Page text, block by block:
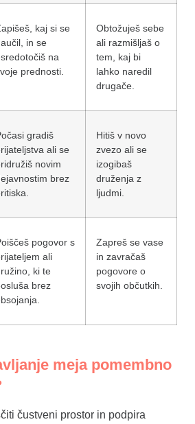
kaj si se
in se
na
prednosti.
Obtožuješ sebe
ali razmišljaš o
tem, kaj bi
lahko naredil
drugače.
gradiš
ali se
novim
brez
Hitiš v novo
zvezo ali se
izogibaš
druženja z
ljudmi.
pogovor s
ali
ki te
brez
Zapreš se vase
in zavračaš
pogovore o
svojih občutkih.
meja pomembno
čustveni prostor in podpira